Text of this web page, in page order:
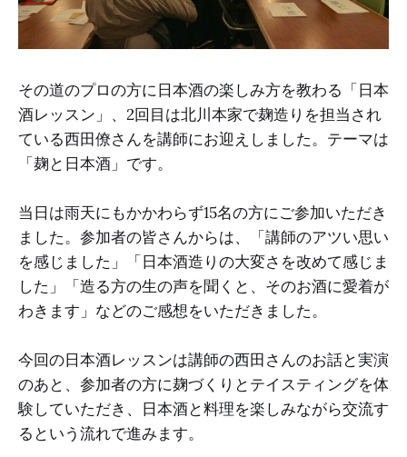
その道のプロの方に日本酒の楽しみ方を教わる「日本
酒レッスン」、2回目は北川本家で麹造りを担当され
ている西田僚さんを講師にお迎えしました。テーマは
「麹と日本酒」です。
当日は雨天にもかかわらず15名の方にご参加いただき
ました。参加者の皆さんからは、「講師のアツい思い
を感じました」「日本酒造りの大変さを改めて感じま
した」「造る方の生の声を聞くと、そのお酒に愛着が
わきます」などのご感想をいただきました。
今回の日本酒レッスンは講師の西田さんのお話と実演
のあと、参加者の方に麹づくりとテイスティングを体
験していただき、日本酒と料理を楽しみながら交流す
るという流れで進みます。